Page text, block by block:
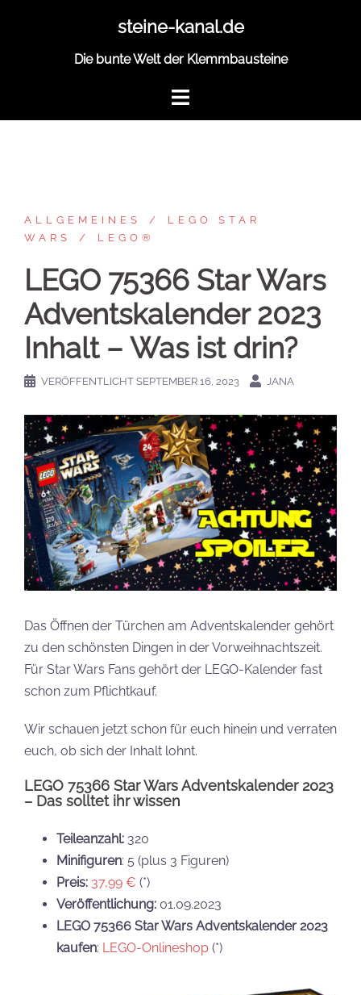
steine-kanal.de
Die bunte Welt der Klemmbausteine
ALLGEMEINES
LEGO STAR
WARS
LEGO®
LEGO 75366 Star Wars
Adventskalender 2023
Inhalt – Was ist drin?
VERÖFFENTLICHT SEPTEMBER 16, 2023 JANA
Das Öffnen der Türchen am Adventskalender gehört
zu den schönsten Dingen in der Vorweihnachtszeit.
Für Star Wars Fans gehört der LEGO-Kalender fast
schon zum Pflichtkauf.
Wir schauen jetzt schon für euch hinein und verraten
euch, ob sich der Inhalt lohnt.
LEGO 75366 Star Wars Adventskalender 2023
– Das solltet ihr wissen
Teileanzahl: 320
Minifiguren: 5 (plus 3 Figuren)
Preis: 37,99 € (*)
Veröffentlichung: 01.09.2023
LEGO 75366 Star Wars Adventskalender 2023
kaufen: LEGO-Onlineshop (*)